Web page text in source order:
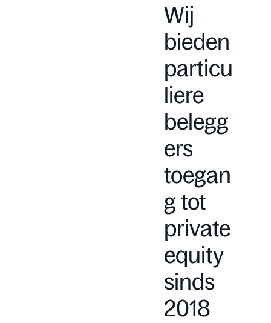
Wij
bieden
particu
liere
belegg
ers
toegan
g tot
private
equity
sinds
2018